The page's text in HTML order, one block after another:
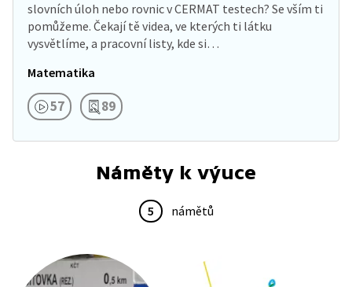
slovních úloh nebo rovnic v CERMAT testech? Se vším ti
pomůžeme. Čekají tě videa, ve kterých ti látku
vysvětlíme, a pracovní listy, kde si…
Matematika
57 89
Náměty k výuce
5 námětů